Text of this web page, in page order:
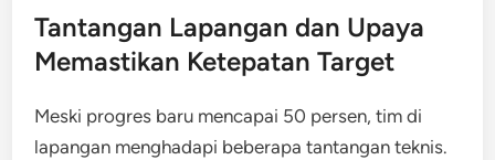
Tantangan Lapangan dan Upaya
Memastikan Ketepatan Target
Meski progres baru mencapai 50 persen, tim di
lapangan menghadapi beberapa tantangan teknis.